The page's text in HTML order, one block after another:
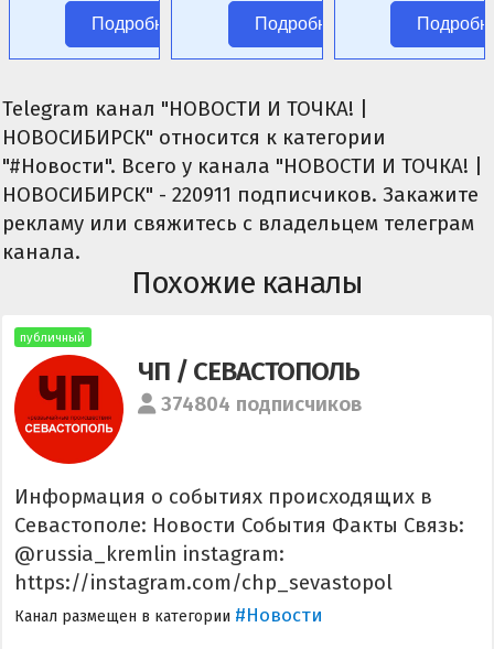
аниме без
цензуры.
Подробнее Подробнее
цензуры.
Telegram канал "НОВОСТИ И ТОЧКА! |
НОВОСИБИРСК" относится к категории
"#Новости". Всего у канала "НОВОСТИ И ТОЧКА! |
НОВОСИБИРСК" - 220911 подписчиков. Закажите
рекламу или свяжитесь с владельцем телеграм
канала.
Похожие каналы
публичный
ЧП / СЕВАСТОПОЛЬ
374804 подписчиков
Информация о событиях происходящих в
Севастополе: Новости События Факты Связь:
@russia_kremlin instagram:
https://instagram.com/chp_sevastopol
Канал размещен в категории #Новости